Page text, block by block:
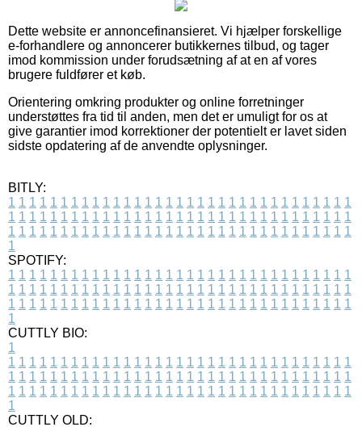
Dette website er annoncefinansieret. Vi hjælper forskellige
e-forhandlere og annoncerer butikkernes tilbud, og tager
imod kommission under forudsætning af at en af vores
brugere fuldfører et køb.
Orientering omkring produkter og online forretninger
understøttes fra tid til anden, men det er umuligt for os at
give garantier imod korrektioner der potentielt er lavet siden
sidste opdatering af de anvendte oplysninger.
BITLY:
1 1 1 1 1 1 1 1 1 1 1 1 1 1 1 1 1 1 1 1 1 1 1 1 1 1 1 1 1 1 1 1 1
1 1 1 1 1 1 1 1 1 1 1 1 1 1 1 1 1 1 1 1 1 1 1 1 1 1 1 1 1 1 1 1 1
1 1 1 1 1 1 1 1 1 1 1 1 1 1 1 1 1 1 1 1 1 1 1 1 1 1 1 1 1 1 1 1 1
1
SPOTIFY:
1 1 1 1 1 1 1 1 1 1 1 1 1 1 1 1 1 1 1 1 1 1 1 1 1 1 1 1 1 1 1 1 1
1 1 1 1 1 1 1 1 1 1 1 1 1 1 1 1 1 1 1 1 1 1 1 1 1 1 1 1 1 1 1 1 1
1 1 1 1 1 1 1 1 1 1 1 1 1 1 1 1 1 1 1 1 1 1 1 1 1 1 1 1 1 1 1 1 1
1
CUTTLY BIO:
1
1 1 1 1 1 1 1 1 1 1 1 1 1 1 1 1 1 1 1 1 1 1 1 1 1 1 1 1 1 1 1 1 1
1 1 1 1 1 1 1 1 1 1 1 1 1 1 1 1 1 1 1 1 1 1 1 1 1 1 1 1 1 1 1 1 1
1 1 1 1 1 1 1 1 1 1 1 1 1 1 1 1 1 1 1 1 1 1 1 1 1 1 1 1 1 1 1 1 1
1
CUTTLY OLD: